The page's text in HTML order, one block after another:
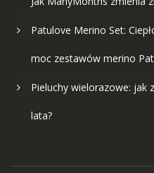
Patulove Merino Set:
moc zestawów merino
Pieluchy wielorazowe: jak
lata?